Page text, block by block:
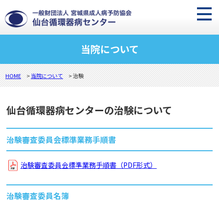
当院について
HOME >当院について > 治験
仙台循環器病センターの治験について
治験審査委員会標準業務手順書
治験審査委員会標準業務手順書（PDF形式）
治験審査委員名簿